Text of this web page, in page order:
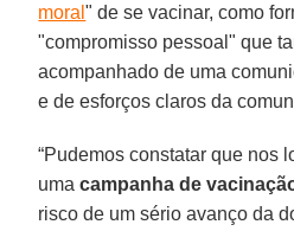
moral" de se vacinar, como
"compromisso pessoal" que
acompanhado de uma
e de esforços claros da
“Pudemos constatar que nos
umacampanha de
risco de um sério avanço da